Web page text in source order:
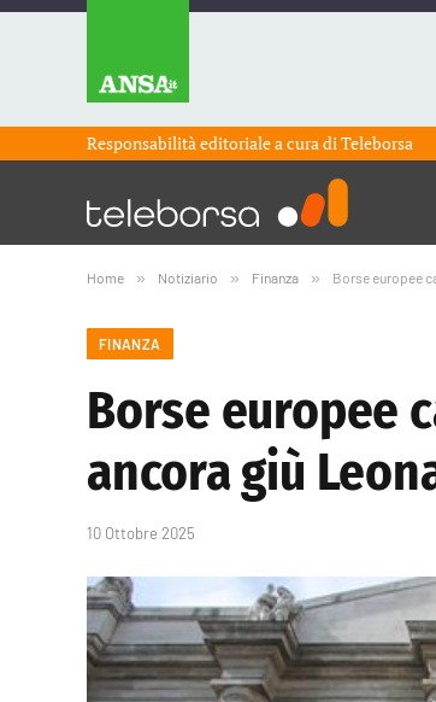
Responsabilità editoriale a cura diTeleborsa
Home » Notiziario » Finanza » Borse europee
FINANZA
Borse europee
ancora giù
10 Ottobre 2025